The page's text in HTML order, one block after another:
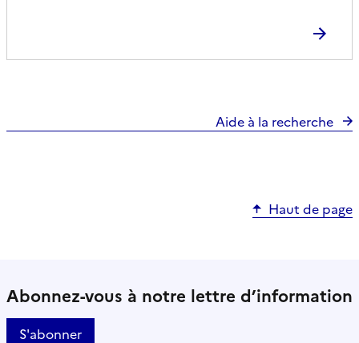
Aide à la recherche
Haut de page
Abonnez-vous à notre lettre d’information
S'abonner